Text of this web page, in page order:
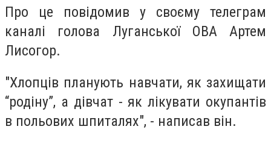
Про це повідомив у своєму телеграм
каналі голова Луганської ОВА Артем
Лисогор.
"Хлопців планують навчати, як захищати
“родіну”, а дівчат - як лікувати окупантів
в польових шпиталях", - написав він.